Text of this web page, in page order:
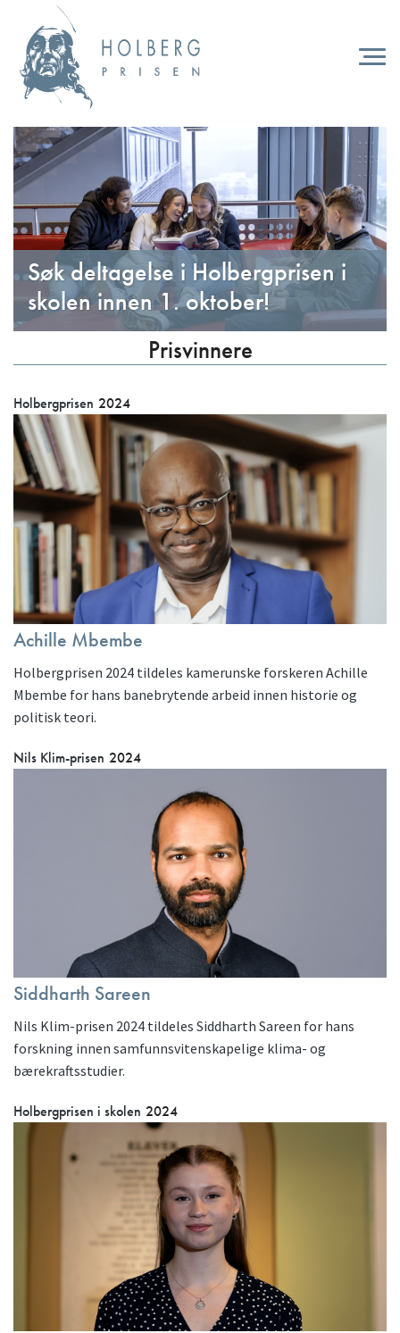
hovedinnhold
Søk deltagelse i Holbergprisen i
skolen innen 1. oktober!
Prisvinnere
Holbergprisen 2024
Achille Mbembe
Holbergprisen 2024 tildeles kamerunske forskeren Achille
Mbembe for hans banebrytende arbeid innen historie og
politisk teori.
Nils Klim-prisen 2024
Siddharth Sareen
Nils Klim-prisen 2024 tildeles Siddharth Sareen for hans
forskning innen samfunnsvitenskapelige klima- og
bærekraftsstudier.
Holbergprisen i skolen 2024